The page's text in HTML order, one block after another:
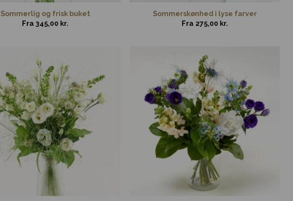
Sommerlig og frisk buket
Fra 345,00 kr.
Sommerskønhed i lyse farver
Fra 275,00 kr.